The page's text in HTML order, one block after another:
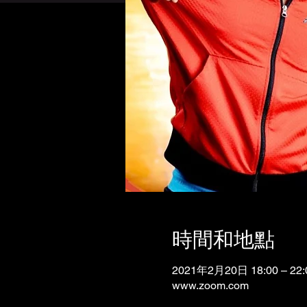
時間和地點
2021年2月20日 18:00 –
www.zoom.com